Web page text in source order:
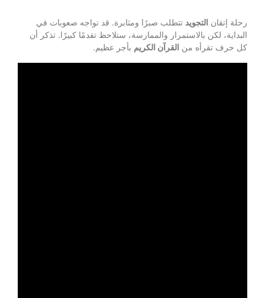
رحلة إتقان التجويد تتطلب صبرًا ومثابرة. قد تواجه صعوبات في
البداية، لكن بالاستمرار والممارسة، ستلاحظ تقدمًا كبيرًا. تذكر أن
كل حرف تقرأه من القرآن الكريم بأجر عظيم.